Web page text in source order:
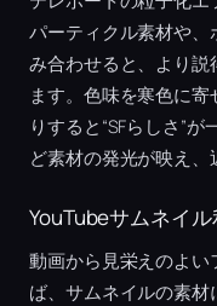
パーティクル素材や、
み合わせると、より説
ます。色味を寒色に
りすると“SFらしさ”
ど素材の発光が映え、
YouTubeサムネイ
動画から見栄えのよい
ば、サムネイルの素